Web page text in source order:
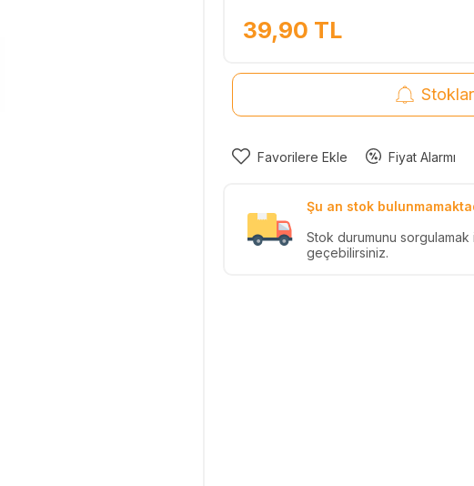
39,90 TL
Favorilere Ekle Fiyat Alarmı
Şu an stok
Stok durumunu sorgulamak
geçebilirsiniz.